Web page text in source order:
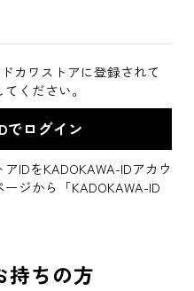
カワストアに登録されて
ください。
IDをKADOKAWA-IDアカウ
ジから「KADOKAWA-ID
持ちの方